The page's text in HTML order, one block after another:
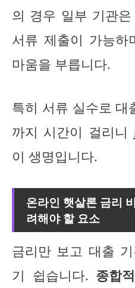
의 경우 일부 기관
서류 제출이 가능하
마움을 부릅니다.
특히 서류 실수로 대
까지 시간이 걸리니
이 생명입니다.
온라인 햇살론 금리
려해야 할 요소
금리만 보고 대출
기 쉽습니다. 종합